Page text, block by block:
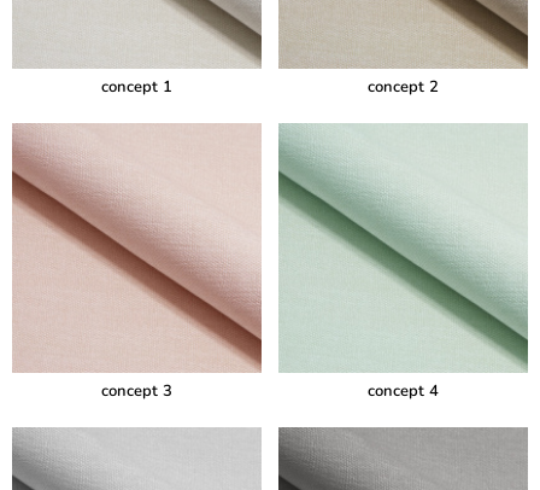
concept 1 concept 2
concept 3 concept 4